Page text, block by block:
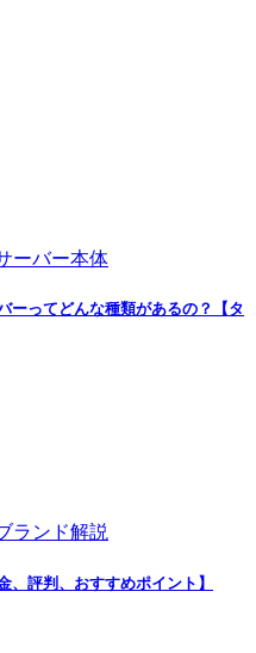
ーバー本体
ーってどんな種類があるの？【タ
ランド解説
、評判、おすすめポイント】